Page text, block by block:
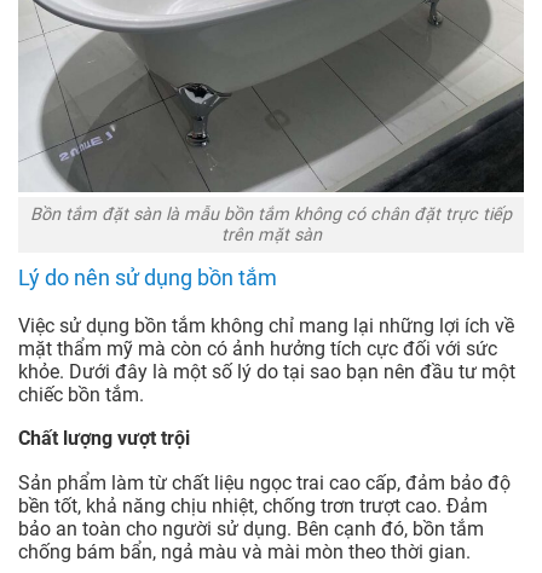
Bồn tắm đặt sàn là mẫu bồn tắm không có chân đặt trực tiếp
trên mặt sàn
Lý do nên sử dụng bồn tắm
Việc sử dụng bồn tắm không chỉ mang lại những lợi ích về
mặt thẩm mỹ mà còn có ảnh hưởng tích cực đối với sức
khỏe. Dưới đây là một số lý do tại sao bạn nên đầu tư một
chiếc bồn tắm.
Chất lượng vượt trội
Sản phẩm làm từ chất liệu ngọc trai cao cấp, đảm bảo độ
bền tốt, khả năng chịu nhiệt, chống trơn trượt cao. Đảm
bảo an toàn cho người sử dụng. Bên cạnh đó, bồn tắm
chống bám bẩn, ngả màu và mài mòn theo thời gian.